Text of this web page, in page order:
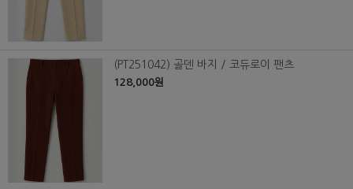
(PT251042) 골덴 바지 / 코듀로이 팬츠
128,000원